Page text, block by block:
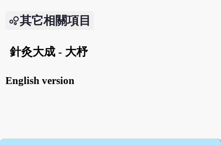
其它相關項目
針灸大成 - 大杼
English version